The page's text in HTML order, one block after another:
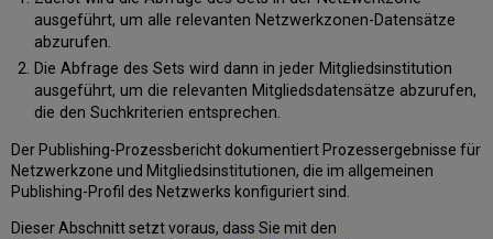
ausgeführt, um alle relevanten Netzwerkzonen-Datensätze
abzurufen.
Die Abfrage des Sets wird dann in jeder Mitgliedsinstitution
ausgeführt, um die relevanten Mitgliedsdatensätze abzurufen,
die den Suchkriterien entsprechen.
Der Publishing-Prozessbericht dokumentiert Prozessergebnisse für
Netzwerkzone und Mitgliedsinstitutionen, die im allgemeinen
Publishing-Profil des Netzwerks konfiguriert sind.
Dieser Abschnitt setzt voraus, dass Sie mit den